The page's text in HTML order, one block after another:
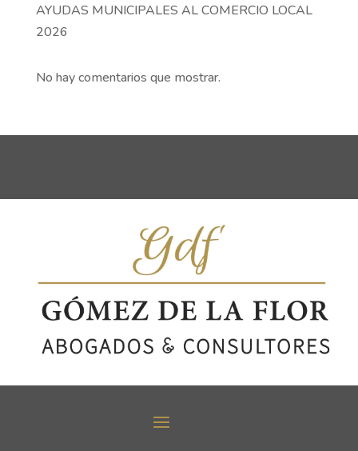
AYUDAS MUNICIPALES AL COMERCIO LOCAL
2026
No hay comentarios que mostrar.